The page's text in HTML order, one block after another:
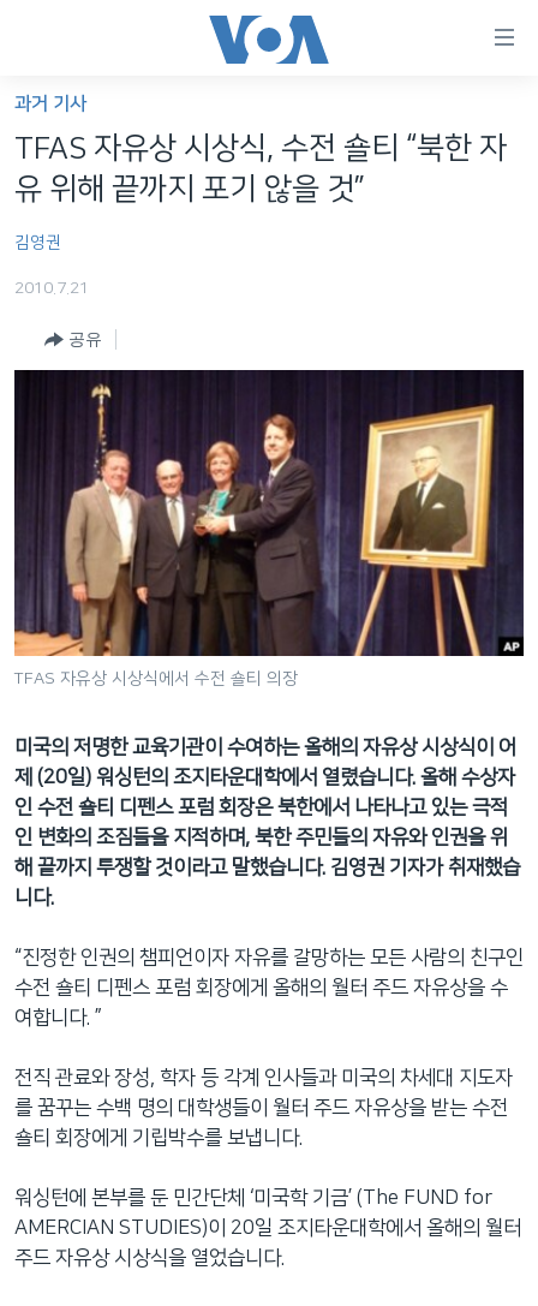
가
능
링
인
이
션
로
이
동
검
색
이
세계
라디오
프로그램
주파수 안내
언어 선택
과거 기사
TFAS 자유상 시상식, 수전 숄티 “북한 자
유 위해 끝까지 포기 않을 것”
김영권
2010.7.21
공유
TFAS 자유상 시상식에서 수전 숄티 의장
미국의 저명한 교육기관이 수여하는 올해의 자유상 시상식이 어
제 (20일) 워싱턴의 조지타운대학에서 열렸습니다. 올해 수상자
인 수전 숄티 디펜스 포럼 회장은 북한에서 나타나고 있는 극적
인 변화의 조짐들을 지적하며, 북한 주민들의 자유와 인권을 위
해 끝까지 투쟁할 것이라고 말했습니다. 김영권 기자가 취재했습
니다.
“진정한 인권의 챔피언이자 자유를 갈망하는 모든 사람의 친구인
수전 숄티 디펜스 포럼 회장에게 올해의 월터 주드 자유상을 수
여합니다. ”
전직 관료와 장성, 학자 등 각계 인사들과 미국의 차세대 지도자
를 꿈꾸는 수백 명의 대학생들이 월터 주드 자유상을 받는 수전
숄티 회장에게 기립박수를 보냅니다.
워싱턴에 본부를 둔 민간단체 ‘미국학 기금’ (The FUND for
AMERCIAN STUDIES)이 20일 조지타운대학에서 올해의 월터
주드 자유상 시상식을 열었습니다.